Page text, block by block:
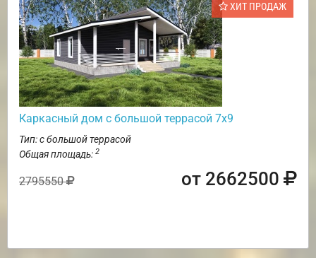
ХИТ ПРОДАЖ
Каркасный дом с большой террасой 7х9
Тип: с большой террасой
Общая площадь: 2
2795550 от 2662500